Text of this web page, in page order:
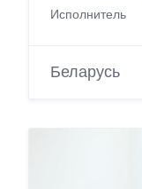
Исполнитель
Беларусь